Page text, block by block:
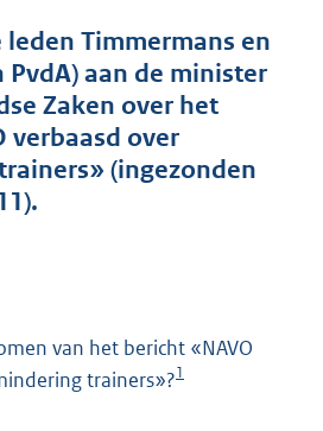
d
s
g
r
o
K
b
leden Timmermans en
PvdA) aan de minister
Zaken over het
verbaasd over
(ingezonden
van het bericht «NAVO
trainers»?1